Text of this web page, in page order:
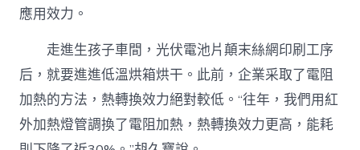
應用效力。
走進生孩子車間，光伏電池片顛末絲網印刷工序
后，就要進進低溫烘箱烘干。此前，企業采取了電阻
加熱的方法，熱轉換效力絕對較低。“往年，我們用紅
外加熱燈管調換了電阻加熱，熱轉換效力更高，能耗